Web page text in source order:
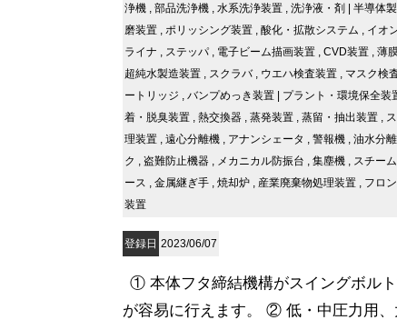
浄機 , 部品洗浄機 , 水系洗浄装置 , 洗浄液・剤 半導体
磨装置 , ポリッシング装置 , 酸化・拡散システム , イオ
ライナ , ステッパ , 電子ビーム描画装置 , CVD装置 , 薄
超純水製造装置 , スクラバ, ウエハ検査装置 , マスク検
ートリッジ , バンプめっき装置 プラント・環境保全装
着・脱臭装置 , 熱交換器 , 蒸発装置 , 蒸留・抽出装置 ,
理装置 , 遠心分離機 , アナンシェータ , 警報機 , 油水分
ク , 盗難防止機器 , メカニカル防振台 , 集塵機 , スチー
ース , 金属継ぎ手 , 焼却炉 , 産業廃棄物処理装置 , フロ
装置
登録日 2023/06/07
① 本体フタ締結機構がスイングボル
が容易に行えます。 ② 低・中圧力用